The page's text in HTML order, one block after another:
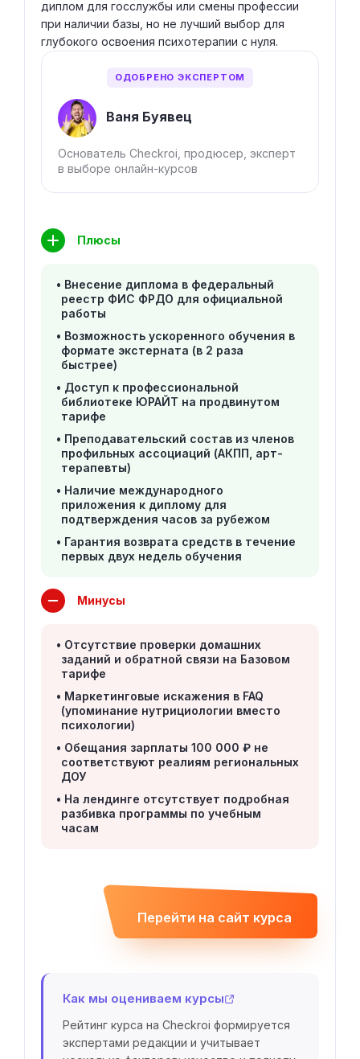
диплом для госслужбы или смены профессии
при наличии базы, но не лучший выбор для
глубокого освоения психотерапии с нуля.
ОДОБРЕНО ЭКСПЕРТОМ
Ваня Буявец
Основатель Checkroi, продюсер, эксперт
в выборе онлайн-курсов
Плюсы
Внесение диплома в федеральный
реестр ФИС ФРДО для официальной
работы
Возможность ускоренного обучения в
формате экстерната (в 2 раза
быстрее)
Доступ к профессиональной
библиотеке ЮРАЙТ на продвинутом
тарифе
Преподавательский состав из членов
профильных ассоциаций (АКПП, арт-
терапевты)
Наличие международного
приложения к диплому для
подтверждения часов за рубежом
Гарантия возврата средств в течение
первых двух недель обучения
Минусы
Отсутствие проверки домашних
заданий и обратной связи на Базовом
тарифе
Маркетинговые искажения в FAQ
(упоминание нутрициологии вместо
психологии)
Обещания зарплаты 100 000 ₽ не
соответствуют реалиям региональных
ДОУ
На лендинге отсутствует подробная
разбивка программы по учебным
часам
Перейти на сайт курса
Как мы оцениваем курсы
Рейтинг курса на Checkroi формируется
экспертами редакции и учитывает